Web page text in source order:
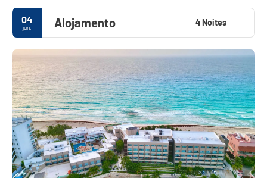
04
jun. Alojamento 4 Noites